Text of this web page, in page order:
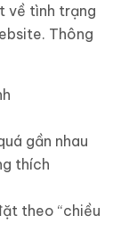
về tình trạng
Thông
gần nhau
thích
theo “chiều